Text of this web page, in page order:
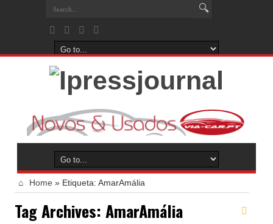
Home » Etiqueta: AmarAmália
Tag Archives: AmarAmália